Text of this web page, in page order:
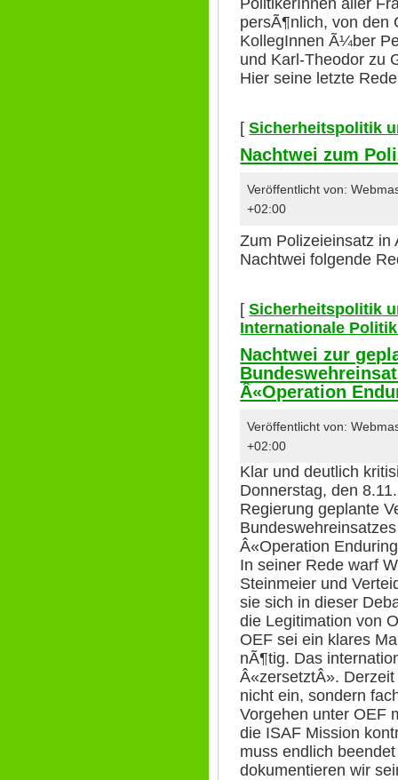
PolitikerInnen aller
persÃ¶nlich, von
KollegInnen Ã¼ber
und Karl-Theodor zu
Hier seine letzte
[Sicherheitspolitik
Nachtwei zum
Veröffentlicht von:
+02:00
Zum Polizeieinsatz in
Nachtwei folgende
[Sicherheitspolitik
Internationale
Nachtwei zur
Â«Operation
Veröffentlicht von:
+02:00
Klar und deutlich
Donnerstag, den
Regierung geplante
Â«Operation
In seiner Rede warf
Steinmeier und
sie sich in dieser
die Legitimation von
OEF sei ein klares
nÃ¶tig. Das
Â«zersetztÂ».
nicht ein, sondern
Vorgehen unter OEF
die ISAF Mission
muss endlich
dokumentieren wir